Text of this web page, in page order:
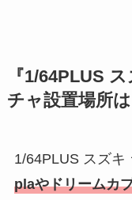
『1/64PLUS
チャ設置場所
1/64PLUS スズキ
plaやドリームカ